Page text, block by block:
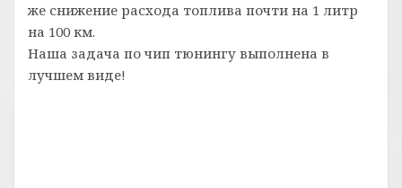
же снижение расхода топлива почти на 1 литр
на 100 км.
Наша задача по чип тюнингу выполнена в
лучшем виде!